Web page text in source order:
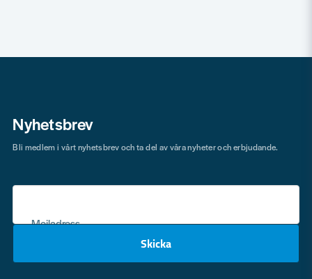
Nyhetsbrev
Mejladress
Skicka
Bli medlem i vårt nyhetsbrev och ta del av våra nyheter och erbjudande.